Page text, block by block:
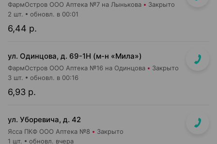
ФармОстров ООО Аптека №7 на Лынькова Закрыто
6,44 р.
2 шт. обновл. в 00:01
ул. Одинцова, д. 69-1Н (м-н «Мила»)
ФармОстров ООО Аптека №16 на Одинцова Закрыто
6,93 р.
3 шт. обновл. в 00:16
ул. Уборевича, д. 42
Ясса ПКФ ООО Аптека №8 Закрыто
1 шт. обновл. вчера